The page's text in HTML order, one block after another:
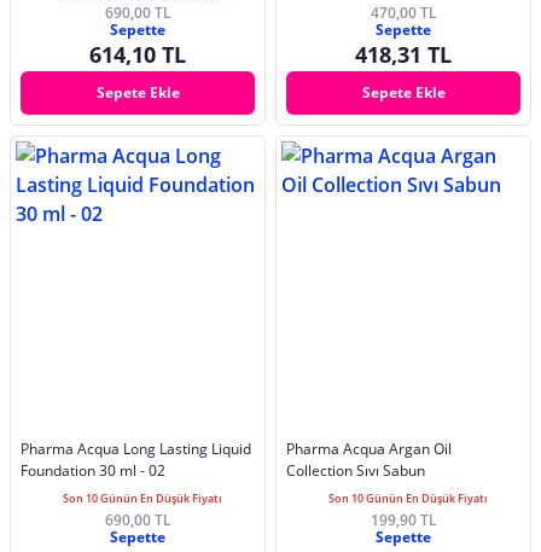
690,00 TL
Sepette
614,10 TL
Sepete Ekle
470,00 TL
Sepette
418,31 TL
Sepete Ekle
Pharma Acqua Long Lasting Liquid
Foundation 30 ml - 02
Son 10 Günün En Düşük Fiyatı
690,00 TL
Sepette
Pharma Acqua Argan Oil
Collection Sıvı Sabun
Son 10 Günün En Düşük Fiyatı
199,90 TL
Sepette